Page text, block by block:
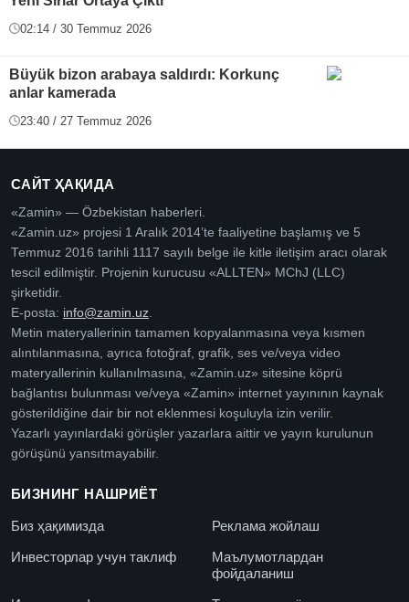
02:14 / 30 Temmuz 2026
Büyük bizon arabaya saldırdı: Korkunç
anlar kamerada
23:40 / 27 Temmuz 2026
САЙТ ҲАҚИДА
«Zamin» — Özbekistan haberleri.
«Zamin.uz» projesi 1 Aralık 2014’te faaliyetine başlamış ve 5
Temmuz 2016 tarihli 1117 sayılı belge ile kitle iletişim aracı olarak
tescil edilmiştir. Projenin kurucusu «ALLTEN» MChJ (LLC)
şirketidir.
E-posta: info@zamin.uz
Metin materyallerinin tamamen kopyalanmasına veya kısmen
alıntılanmasına, ayrıca fotoğraf, grafik, ses ve/veya video
materyallerinin kullanılmasına, «Zamin.uz» sitesine köprü
bağlantısı bulunması ve/veya «Zamin» internet yayınının kaynak
gösterildiğine dair bir not eklenmesi koşuluyla izin verilir.
Yazarlı yayınlardaki görüşler yazarlara aittir ve yayın kurulunun
görüşünü yansıtmayabilir.
БИЗНИНГ НАШРИЁТ
Биз ҳақимизда
Реклама жойлаш
Инвесторлар учун таклиф
Маълумотлардан
фойдаланиш